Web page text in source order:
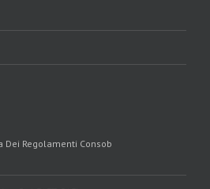
Dei Regolamenti Consob